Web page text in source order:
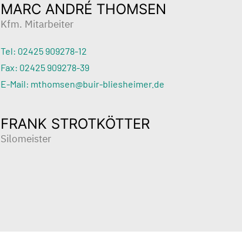
MARC ANDRÉ THOMSEN
Kfm. Mitarbeiter
Tel: 02425 909278-12
Fax: 02425 909278-39
E-Mail: mthomsen@buir-bliesheimer.de
FRANK STROTKÖTTER
Silomeister